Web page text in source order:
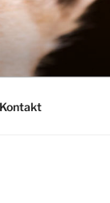
Kontakt